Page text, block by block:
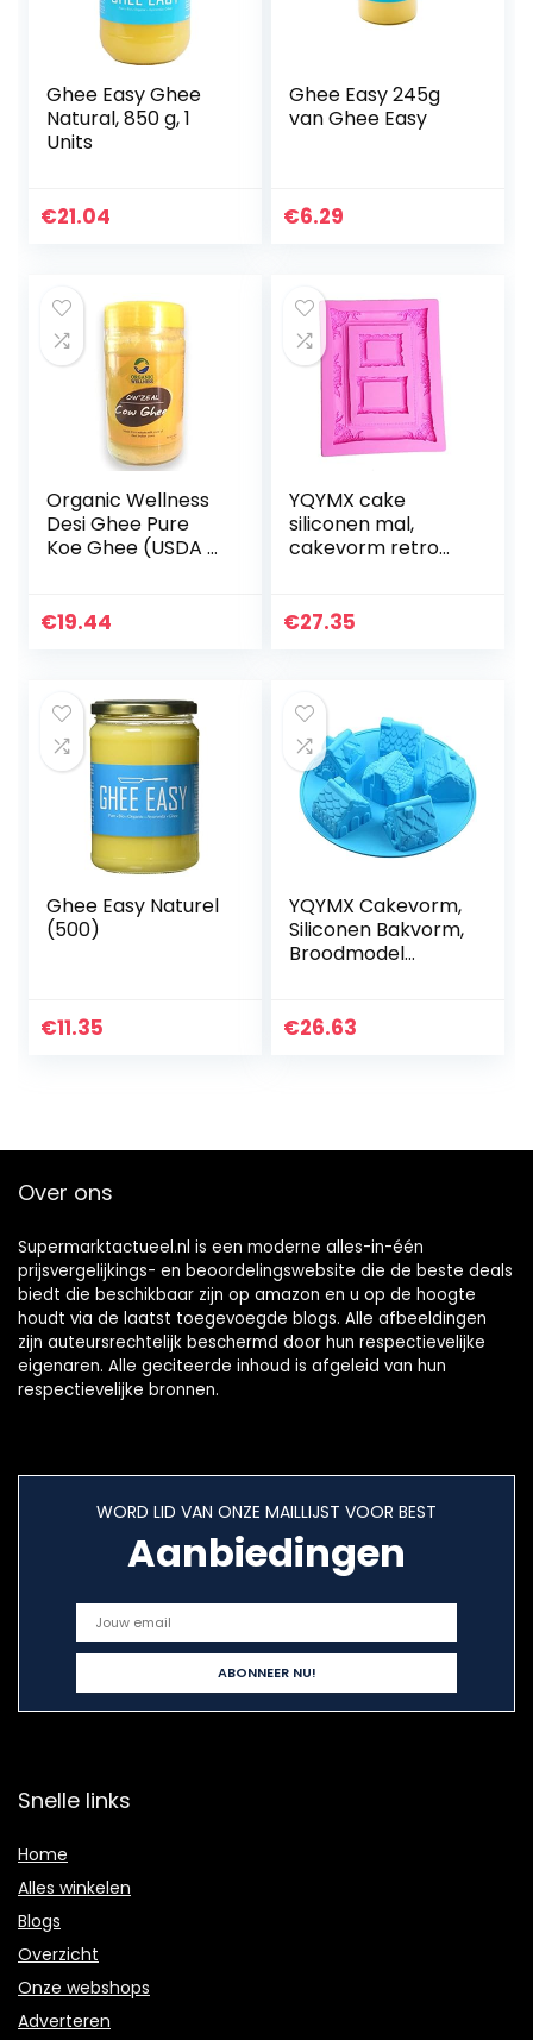
Ghee Easy Ghee
Natural, 850 g, 1
Units
€21.04
Ghee Easy 245g
van Ghee Easy
€6.29
Organic Wellness
Desi Ghee Pure
Koe Ghee (USDA &
€19.44
YQYMX cake
siliconen mal,
cakevorm retro
fondant schimmel
€27.35
Ghee Easy Naturel
(500)
€11.35
YQYMX Cakevorm,
Siliconen Bakvorm,
Broodmodel
pannenkoek,
€26.63
Over ons
Supermarktactueel.nl is een moderne alles-in-één
prijsvergelijkings- en beoordelingswebsite die de beste deals
biedt die beschikbaar zijn op amazon en u op de hoogte
houdt via de laatst toegevoegde blogs. Alle afbeeldingen
zijn auteursrechtelijk beschermd door hun respectievelijke
eigenaren. Alle geciteerde inhoud is afgeleid van hun
respectievelijke bronnen.
WORD LID VAN ONZE MAILLIJST VOOR BEST
Aanbiedingen
Snelle links
Home
Alles winkelen
Blogs
Overzicht
Onze webshops
Adverteren